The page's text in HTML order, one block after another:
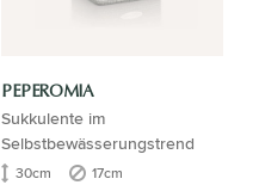
PEPEROMIA
Sukkulente im
Selbstbewässerungstrend
30cm 17cm